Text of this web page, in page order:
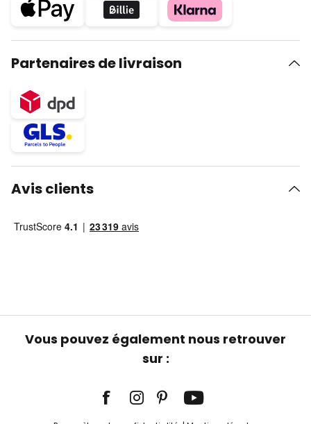
Partenaires de livraison
Avis clients
Vous pouvez également nous retrouver
sur :